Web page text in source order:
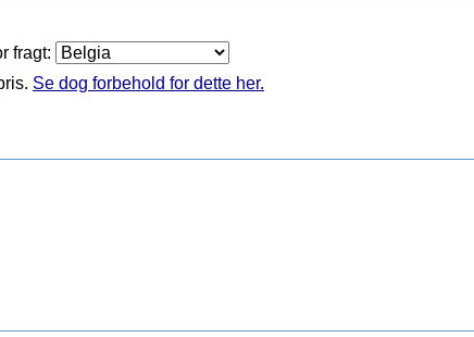
fragt:
Se dog forbehold for dette her.